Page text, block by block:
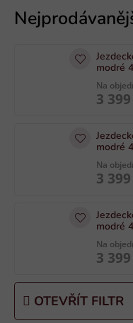
modré
Na
3
modré
Na
3
modré
Na
3
OTEVŘÍT FILTR
ý
p